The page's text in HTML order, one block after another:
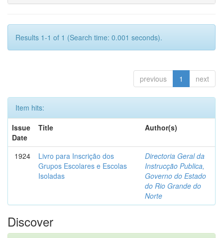
Results 1-1 of 1 (Search time: 0.001 seconds).
previous 1 next
Item hits:
Issue
Date
Title Author(s)
1924
Livro para Inscrição dos
Grupos Escolares e Escolas
Isoladas
Directoria Geral da
Instrucção Publica,
Governo do Estado
do Rio Grande do
Norte
Discover